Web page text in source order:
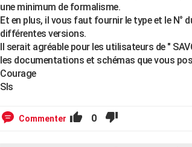
une minimum de formalisme.
Et en plus, il vous faut fournir le type et le N°
différentes versions.
Il serait agréable pour les utilisateurs de "
les documentations et schémas que vous
Courage
Sls
Commenter 0